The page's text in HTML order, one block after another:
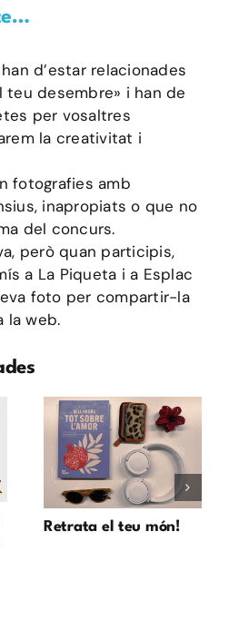
d’estar relacionades
teu desembre» i han de
per vosaltres
la creativitat i
fotografies amb
inapropiats o que no
del concurs.
però quan participis,
a La Piqueta i a Esplac
foto per compartir-la
la web.
Retrata el teu món!